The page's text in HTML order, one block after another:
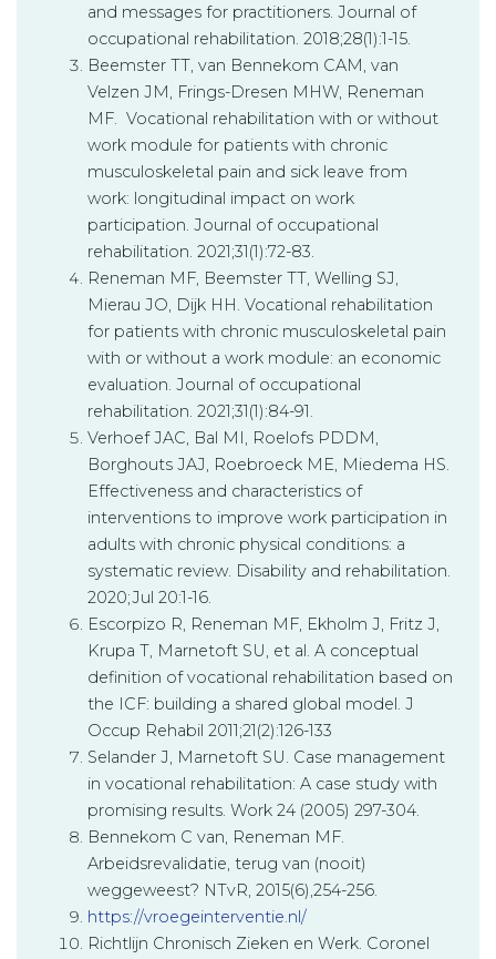
and messages for practitioners. Journal of
occupational rehabilitation. 2018;28(1):1-15.
Beemster TT, van Bennekom CAM, van
Velzen JM, Frings-Dresen MHW, Reneman
MF. Vocational rehabilitation with or without
work module for patients with chronic
musculoskeletal pain and sick leave from
work: longitudinal impact on work
participation. Journal of occupational
rehabilitation. 2021;31(1):72-83.
Reneman MF, Beemster TT, Welling SJ,
Mierau JO, Dijk HH. Vocational rehabilitation
for patients with chronic musculoskeletal pain
with or without a work module: an economic
evaluation. Journal of occupational
rehabilitation. 2021;31(1):84-91.
Verhoef JAC, Bal MI, Roelofs PDDM,
Borghouts JAJ, Roebroeck ME, Miedema HS.
Effectiveness and characteristics of
interventions to improve work participation in
adults with chronic physical conditions: a
systematic review. Disability and rehabilitation.
2020;Jul 20:1-16.
Escorpizo R, Reneman MF, Ekholm J, Fritz J,
Krupa T, Marnetoft SU, et al. A conceptual
definition of vocational rehabilitation based on
the ICF: building a shared global model. J
Occup Rehabil 2011;21(2):126-133
Selander J, Marnetoft SU. Case management
in vocational rehabilitation: A case study with
promising results. Work 24 (2005) 297-304.
Bennekom C van, Reneman MF.
Arbeidsrevalidatie, terug van (nooit)
weggeweest? NTvR, 2015(6),254-256.
https://vroegeinterventie.nl/
Richtlijn Chronisch Zieken en Werk. Coronel